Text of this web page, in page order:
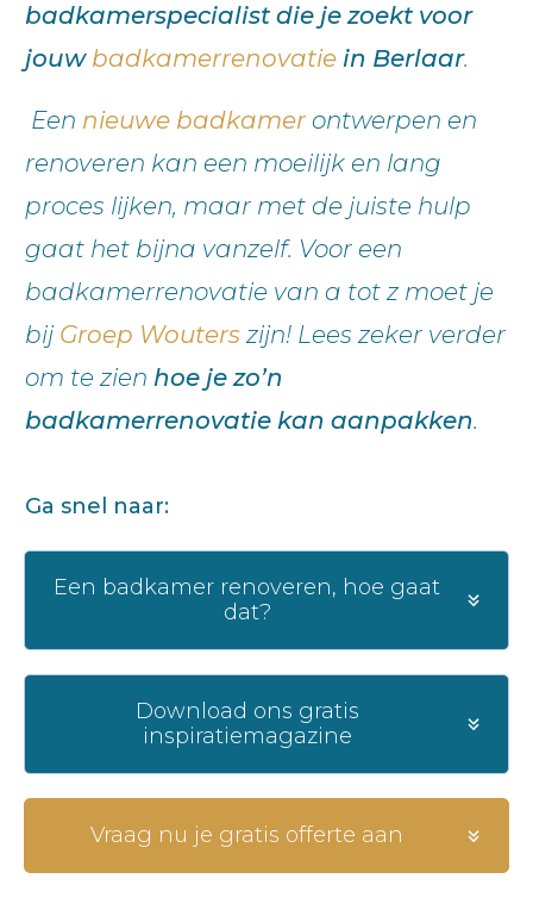
badkamerspecialist die je zoekt voor
jouw badkamerrenovatie in Berlaar.
Een nieuwe badkamerontwerpen en
renoveren kan een moeilijk en lang
proces lijken, maar met de juiste hulp
gaat het bijna vanzelf. Voor een
badkamerrenovatie van a tot z moet je
bij Groep Wouters zijn! Lees zeker verder
om te zien hoe je zo’n
badkamerrenovatie kan aanpakken.
Ga snel naar:
Een badkamer renoveren, hoe gaat
dat?
Download ons gratis
inspiratiemagazine
Vraag nu je gratis offerte aan